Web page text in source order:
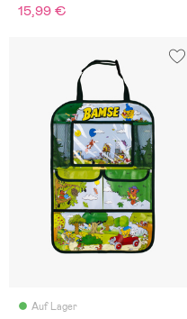
15,99 €
Auf Lager